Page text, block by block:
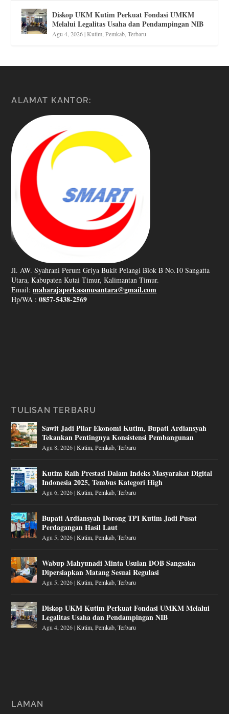
Diskop UKM Kutim Perkuat Fondasi UMKM
Melalui Legalitas Usaha dan Pendampingan NIB
Agu 4, 2026|Kutim ,Pemkab ,Terbaru
ALAMAT KANTOR:
Jl. AW. Syahrani Perum Griya Bukit Pelangi Blok B No.10 Sangatta
Utara, Kabupaten Kutai Timur, Kalimantan Timur.
Email:maharajaperkasanusantara@gmail.com
Hp/WA :0857-5438-2569
TULISAN TERBARU
Sawit Jadi Pilar Ekonomi Kutim, Bupati Ardiansyah
Tekankan Pentingnya Konsistensi Pembangunan
Agu 8, 2026|Kutim ,Pemkab ,Terbaru
Kutim Raih Prestasi Dalam Indeks Masyarakat Digital
Indonesia 2025, Tembus Kategori High
Agu 6, 2026|Kutim ,Pemkab ,Terbaru
Bupati Ardiansyah Dorong TPI Kutim Jadi Pusat
Perdagangan Hasil Laut
Agu 5, 2026|Kutim ,Pemkab ,Terbaru
Wabup Mahyunadi Minta Usulan DOB Sangsaka
Dipersiapkan Matang Sesuai Regulasi
Agu 5, 2026|Kutim ,Pemkab ,Terbaru
Diskop UKM Kutim Perkuat Fondasi UMKM Melalui
Legalitas Usaha dan Pendampingan NIB
Agu 4, 2026|Kutim ,Pemkab ,Terbaru
LAMAN